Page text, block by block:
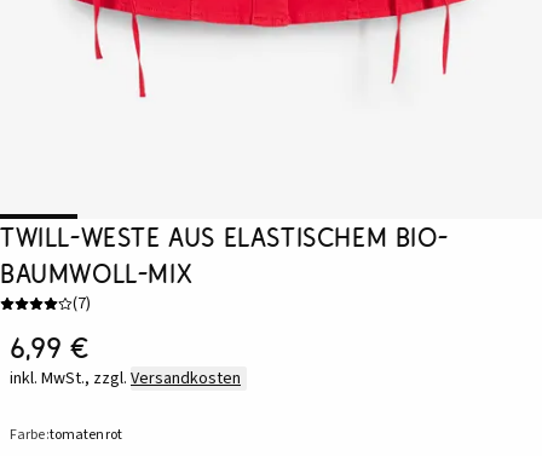
Twill-Weste aus elastischem Bio-
Baumwoll-Mix
(7)
6,99 €
inkl. MwSt., zzgl. Versandkosten
Farbe:tomatenrot